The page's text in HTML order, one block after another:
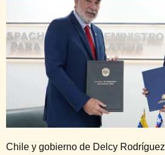
Chile y gobierno de Delcy